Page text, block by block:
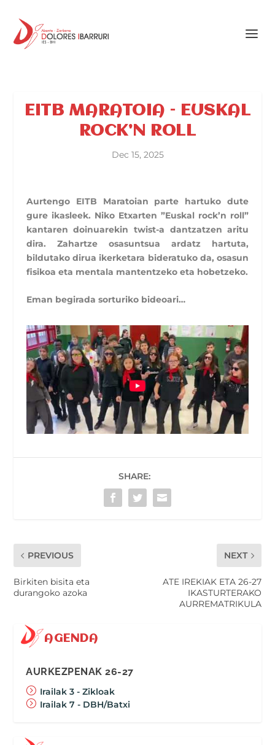
EITB MARATOIA – EUSKAL
ROCK’N ROLL
Dec 15, 2025
Aurtengo EITB Maratoian parte hartuko dute
gure ikasleek. Niko Etxarten ”Euskal rock’n roll”
kantaren doinuarekin twist-a dantzatzen aritu
dira. Zahartze osasuntsua ardatz hartuta,
bildutako dirua ikerketara bideratuko da, osasun
fisikoa eta mentala mantentzeko eta hobetzeko.
Eman begirada sorturiko bideoari…
SHARE:
PREVIOUS
Birkiten bisita eta
durangoko azoka
NEXT
ATE IREKIAK ETA 26-27
IKASTURTERAKO
AURREMATRIKULA
AGENDA
AURKEZPENAK 26-27
Irailak 3 - Zikloak
Irailak 7 - DBH/Batxi